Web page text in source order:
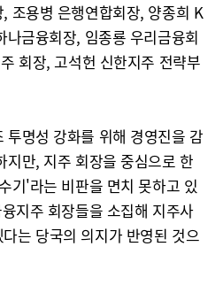
조용병 은행연합회장, 양종희 K
금융회장, 임종룡 우리금융회
회장, 고석헌 신한지주 전략부
투명성 강화를 위해 경영진을 감
지만, 지주 회장을 중심으로 한
기'라는 비판을 면치 못하고 있
지주 회장들을 소집해 지주사
는 당국의 의지가 반영된 것으